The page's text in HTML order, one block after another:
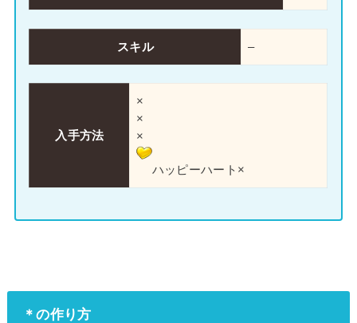
スキル –
入手方法
×
×
×
ハッピーハート×
＊の作り方